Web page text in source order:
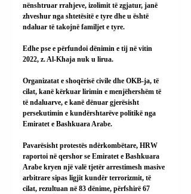
nënshtruar rrahjeve, izolimit të zgjatur, janë
zhveshur nga shtetësitë e tyre dhe u është
ndaluar të takojnë familjet e tyre.
Edhe pse e përfundoi dënimin e tij në vitin
2022, z. Al-Khaja nuk u lirua.
Organizatat e shoqërisë civile dhe OKB-ja, të
cilat, kanë kërkuar lirimin e menjëhershëm të
të ndaluarve, e kanë dënuar gjerësisht
persekutimin e kundërshtarëve politikë nga
Emiratet e Bashkuara Arabe.
Pavarësisht protestës ndërkombëtare, HRW
raportoi në qershor se Emiratet e Bashkuara
Arabe kryen një valë tjetër arrestimesh masive
arbitrare sipas ligjit kundër terrorizmit, të
cilat, rezultuan në 83 dënime, përfshirë 67